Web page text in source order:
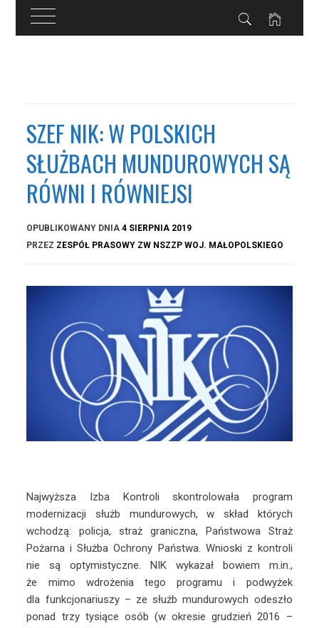
SZEF NIK: W POLSKICH
SŁUŻBACH MUNDUROWYCH SĄ
RÓWNI I RÓWNIEJSI
OPUBLIKOWANY DNIA4 SIERPNIA 2019
PRZEZ ZESPÓŁ PRASOWY ZW NSZZP WOJ. MAŁOPOLSKIEGO
Najwyższa Izba Kontroli skontrolowała program
modernizacji służb mundurowych, w skład których
wchodzą: policja, straż graniczna, Państwowa Straż
Pożarna i Służba Ochrony Państwa. Wnioski z kontroli
nie są optymistyczne. NIK wykazał bowiem m.in.,
że mimo wdrożenia tego programu i podwyżek
dla funkcjonariuszy – ze służb mundurowych odeszło
ponad trzy tysiące osób (w okresie grudzień 2016 –